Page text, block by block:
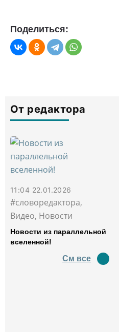
Поделиться:
От редактора
11:04 22.01.2026
#словоредактора,
Видео, Новости
Новости из параллельной
вселенной!
См все